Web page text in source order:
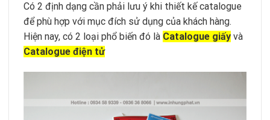
Có 2 định dạng cần phải lưu ý khi thiết kế catalogue
để phù hợp với mục đích sử dụng của khách hàng.
Hiện nay, có 2 loại phổ biến đó là Catalogue giấy và
Catalogue điện tử